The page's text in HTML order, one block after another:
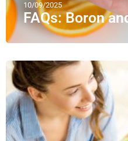
10/09/2025
FAQs: Boron